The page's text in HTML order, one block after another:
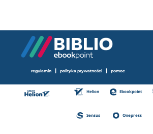
regulamin | polityka prywatności | pomoc
Helion Ebookpoint
Sensus Onepress